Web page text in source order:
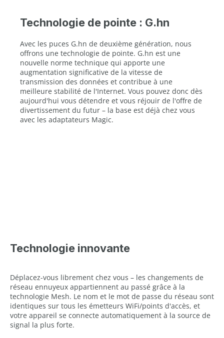
Technologie de pointe : G.hn
Avec les puces G.hn de deuxième génération, nous
offrons une technologie de pointe. G.hn est une
nouvelle norme technique qui apporte une
augmentation significative de la vitesse de
transmission des données et contribue à une
meilleure stabilité de l'Internet. Vous pouvez donc dès
aujourd'hui vous détendre et vous réjouir de l'offre de
divertissement du futur – la base est déjà chez vous
avec les adaptateurs Magic.
Technologie innovante
Déplacez-vous librement chez vous – les changements de
réseau ennuyeux appartiennent au passé grâce à la
technologie Mesh. Le nom et le mot de passe du réseau sont
identiques sur tous les émetteurs WiFi/points d'accès, et
votre appareil se connecte automatiquement à la source de
signal la plus forte.